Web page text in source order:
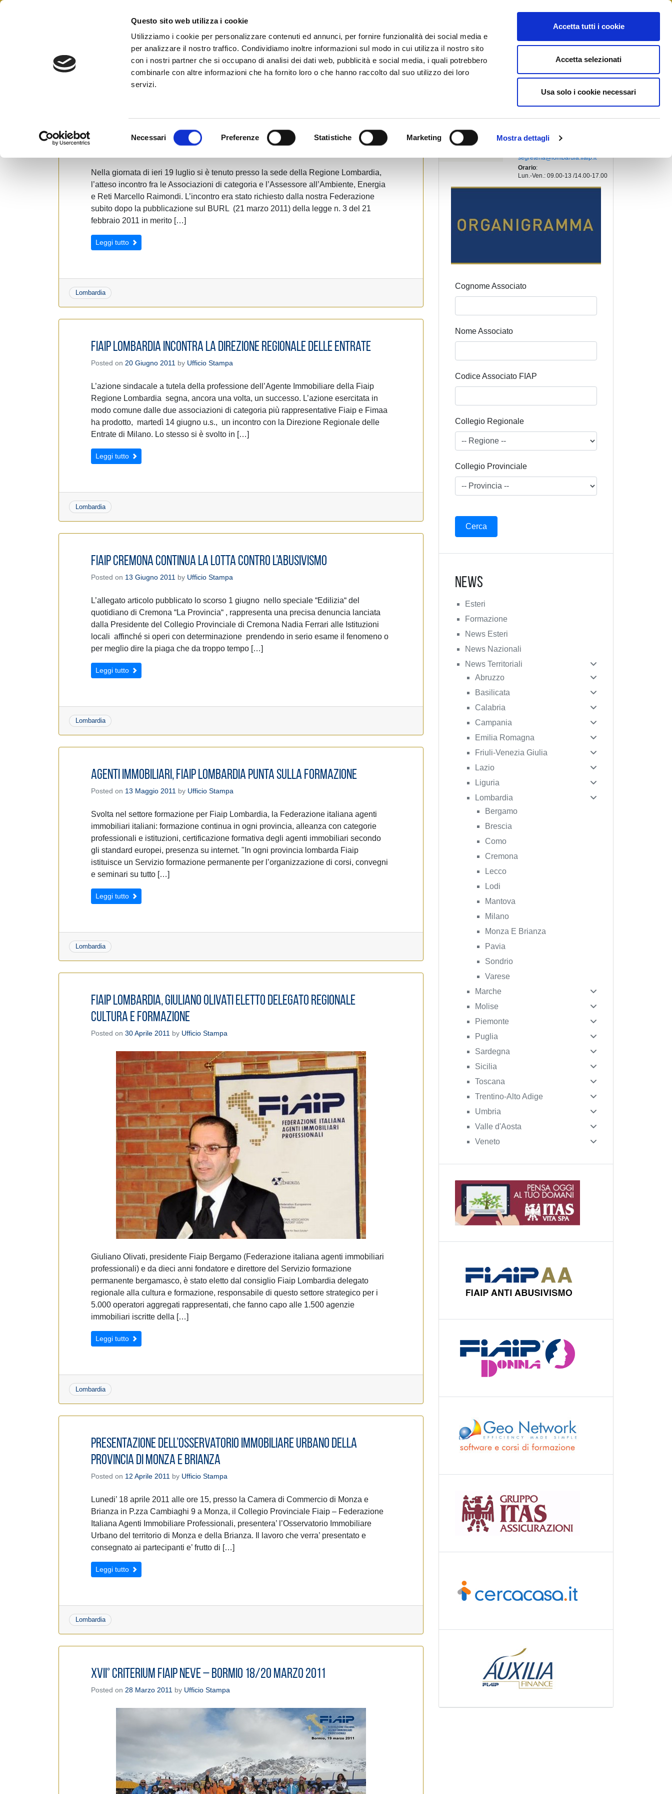
Questo sito web utilizza i cookie
Utilizziamo i cookie per personalizzare contenuti ed annunci, per fornire funzionalità dei social media e
per analizzare il nostro traffico. Condividiamo inoltre informazioni sul modo in cui utilizza il nostro sito
con i nostri partner che si occupano di analisi dei dati web, pubblicità e social media, i quali potrebbero
combinarle con altre informazioni che ha fornito loro o che hanno raccolto dal suo utilizzo dei loro
servizi.
n
d
e
s
o
Necessari Preferenze Statistiche Marketing Mostra dettagli
Accetta tutti i cookie
Accetta selezionati
Usa solo i cookie necessari
Skip
Federazione Italiana Agenti Immobiliari Professionali
News
Fiaip Lombardia incontra l’assessore regionale Marcello Raimondi
Nella giornata di ieri 19 luglio si è tenuto presso la sede della Regione Lombardia,
l’atteso incontro fra le Associazioni di categoria e l’Assessore all’Ambiente, Energia
e Reti Marcello Raimondi. L’incontro era stato richiesto dalla nostra Federazione
subito dopo la pubblicazione sul BURL (21 marzo 2011) della legge n. 3 del 21
febbraio 2011 in merito […]
Leggi tutto
Lombardia
Fiaip Lombardia incontra la Direzione Regionale delle Entrate
Posted on 20 Giugno 2011 by Ufficio Stampa
L’azione sindacale a tutela della professione dell’Agente Immobiliare della Fiaip
Regione Lombardia segna, ancora una volta, un successo. L’azione esercitata in
modo comune dalle due associazioni di categoria più rappresentative Fiaip e Fimaa
ha prodotto, martedì 14 giugno u.s., un incontro con la Direzione Regionale delle
Entrate di Milano. Lo stesso si è svolto in […]
Leggi tutto
Lombardia
Fiaip Cremona continua la lotta contro l’abusivismo
Posted on 13 Giugno 2011 by Ufficio Stampa
L’allegato articolo pubblicato lo scorso 1 giugno nello speciale “Edilizia“ del
quotidiano di Cremona “La Provincia“ , rappresenta una precisa denuncia lanciata
dalla Presidente del Collegio Provinciale di Cremona Nadia Ferrari alle Istituzioni
locali affinché si operi con determinazione prendendo in serio esame il fenomeno o
per meglio dire la piaga che da troppo tempo […]
Leggi tutto
Lombardia
Agenti Immobiliari, Fiaip Lombardia punta sulla formazione
Posted on 13 Maggio 2011 by Ufficio Stampa
Svolta nel settore formazione per Fiaip Lombardia, la Federazione italiana agenti
immobiliari italiani: formazione continua in ogni provincia, alleanza con categorie
professionali e istituzioni, certificazione formativa degli agenti immobiliari secondo
gli standard europei, presenza su internet. "In ogni provincia lombarda Fiaip
istituisce un Servizio formazione permanente per l’organizzazione di corsi, convegni
e seminari su tutto […]
Leggi tutto
Lombardia
Fiaip Lombardia, Giuliano Olivati eletto delegato regionale
cultura e formazione
Posted on 30 Aprile 2011 by Ufficio Stampa
Giuliano Olivati, presidente Fiaip Bergamo (Federazione italiana agenti immobiliari
professionali) e da dieci anni fondatore e direttore del Servizio formazione
permanente bergamasco, è stato eletto dal consiglio Fiaip Lombardia delegato
regionale alla cultura e formazione, responsabile di questo settore strategico per i
5.000 operatori aggregati rappresentati, che fanno capo alle 1.500 agenzie
immobiliari iscritte della […]
Leggi tutto
Lombardia
Presentazione dell’Osservatorio Immobiliare Urbano della
provincia di Monza e Brianza
Posted on 12 Aprile 2011 by Ufficio Stampa
Lunedi’ 18 aprile 2011 alle ore 15, presso la Camera di Commercio di Monza e
Brianza in P.zza Cambiaghi 9 a Monza, il Collegio Provinciale Fiaip – Federazione
Italiana Agenti Immobiliare Professionali, presentera’ l’Osservatorio Immobiliare
Urbano del territorio di Monza e della Brianza. Il lavoro che verra’ presentato e
consegnato ai partecipanti e’ frutto di […]
Leggi tutto
Lombardia
XVII° Criterium Fiaip Neve – Bormio 18/20 Marzo 2011
Posted on 28 Marzo 2011 by Ufficio Stampa
SIMIONI LUCA
:
VIA FABIO FILZI, 2
20124, MILANO (Milano)
+39 02 45409378
segreteria@lombardia.fiaip.it
Orario:
Lun.-Ven.: 09.00-13 /14.00-17.00
Cognome Associato
Nome Associato
Codice Associato FIAP
Collegio Regionale
Collegio Provinciale
News
Esteri
Formazione
News Esteri
News Nazionali
News Territoriali
Abruzzo
Basilicata
Calabria
Campania
Emilia Romagna
Friuli-Venezia Giulia
Lazio
Liguria
Lombardia
Bergamo
Brescia
Como
Cremona
Lecco
Lodi
Mantova
Milano
Monza E Brianza
Pavia
Sondrio
Varese
Marche
Molise
Piemonte
Puglia
Sardegna
Sicilia
Toscana
Trentino-Alto Adige
Umbria
Valle d'Aosta
Veneto